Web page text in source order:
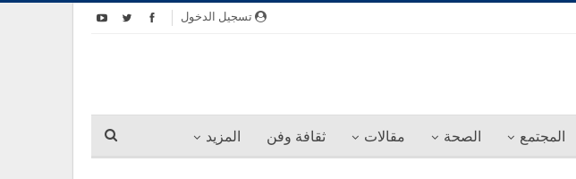
تسجيل الدخول
المجتمع الصحة مقالات ثقافة وفن المزيد